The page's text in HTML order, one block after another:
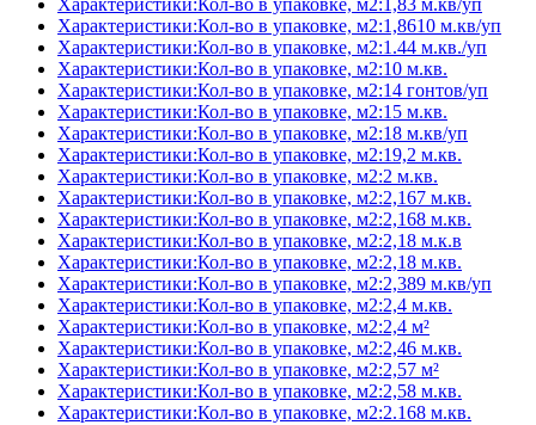
Характеристики:Кол-во в упаковке, м2:1,83 м.кв/уп
Характеристики:Кол-во в упаковке, м2:1,8610 м.кв/уп
Характеристики:Кол-во в упаковке, м2:1.44 м.кв./уп
Характеристики:Кол-во в упаковке, м2:10 м.кв.
Характеристики:Кол-во в упаковке, м2:14 гонтов/уп
Характеристики:Кол-во в упаковке, м2:15 м.кв.
Характеристики:Кол-во в упаковке, м2:18 м.кв/уп
Характеристики:Кол-во в упаковке, м2:19,2 м.кв.
Характеристики:Кол-во в упаковке, м2:2 м.кв.
Характеристики:Кол-во в упаковке, м2:2,167 м.кв.
Характеристики:Кол-во в упаковке, м2:2,168 м.кв.
Характеристики:Кол-во в упаковке, м2:2,18 м.к.в
Характеристики:Кол-во в упаковке, м2:2,18 м.кв.
Характеристики:Кол-во в упаковке, м2:2,389 м.кв/уп
Характеристики:Кол-во в упаковке, м2:2,4 м.кв.
Характеристики:Кол-во в упаковке, м2:2,4 м²
Характеристики:Кол-во в упаковке, м2:2,46 м.кв.
Характеристики:Кол-во в упаковке, м2:2,57 м²
Характеристики:Кол-во в упаковке, м2:2,58 м.кв.
Характеристики:Кол-во в упаковке, м2:2.168 м.кв.